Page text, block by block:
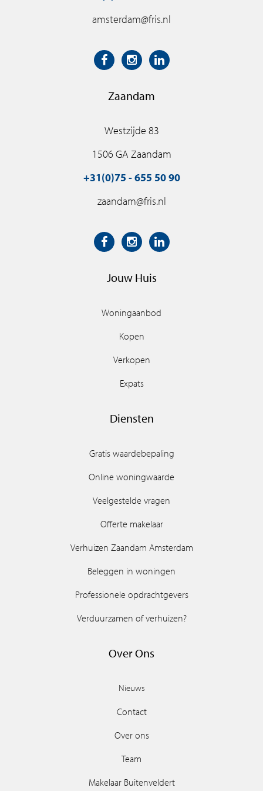
Zie jij jezelf al wonen in Thamenhof? Schrijf je in voor de
nieuwsbrief via de projectwebsite en we houden je op
kun je mailen naar nieuwbouw@fris.nl.
amsterdam@fris.nl
Zaandam
Westzijde 83
1506 GA Zaandam
+31(0)75 - 655 50 90
zaandam@fris.nl
Jouw Huis
Woningaanbod
Kopen
Verkopen
Expats
Diensten
Gratis waardebepaling
Online woningwaarde
Veelgestelde vragen
Offerte makelaar
Verhuizen Zaandam Amsterdam
Beleggen in woningen
Professionele opdrachtgevers
Verduurzamen of verhuizen?
Over Ons
Nieuws
Contact
Over ons
Team
Makelaar Buitenveldert